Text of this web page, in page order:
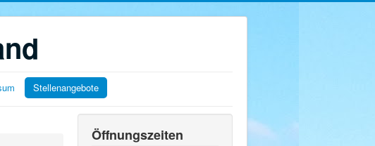
Stellenangebote
Öffnungszeiten